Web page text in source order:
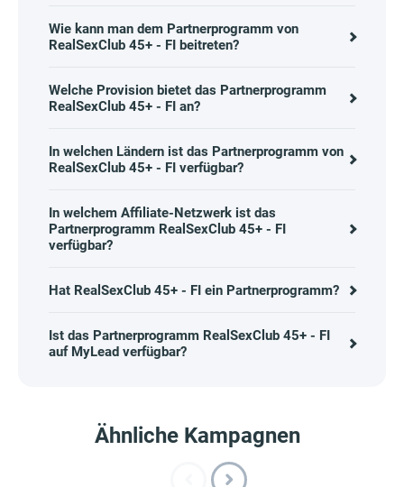
Wie kann man dem Partnerprogramm von
RealSexClub 45+ - FI beitreten?
Welche Provision bietet das Partnerprogramm
RealSexClub 45+ - FI an?
In welchen Ländern ist das Partnerprogramm von
RealSexClub 45+ - FI verfügbar?
In welchem Affiliate-Netzwerk ist das
Partnerprogramm RealSexClub 45+ - FI
verfügbar?
Hat RealSexClub 45+ - FI ein Partnerprogramm?
Ist das Partnerprogramm RealSexClub 45+ - FI
auf MyLead verfügbar?
Ähnliche Kampagnen